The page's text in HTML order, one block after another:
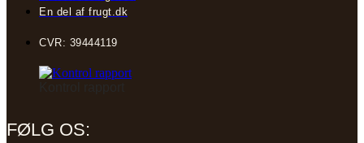
En del af frugt.dk
CVR: 39444119
FØLG OS: